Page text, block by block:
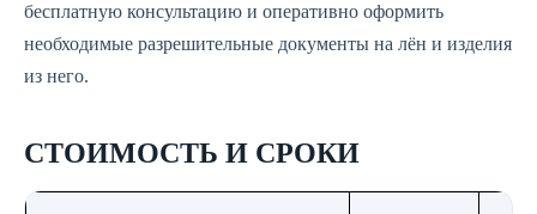
бесплатную консультацию и оперативно оформить
необходимые разрешительные документы на лён и изделия
из него.
СТОИМОСТЬ И СРОКИ